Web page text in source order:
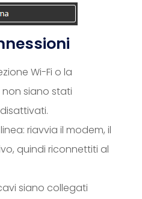
Wi-Fi o la
siano stati
riavvia il modem, il
quindi riconnettiti al
siano collegati